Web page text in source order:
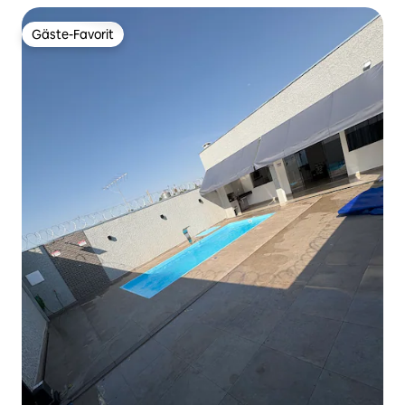
Gäste-Favorit
Gäste-Favorit